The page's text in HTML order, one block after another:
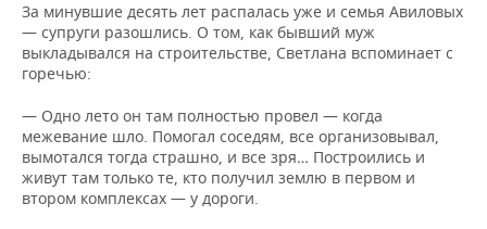
За минувшие десять лет распалась уже и семья Авиловых
— супруги разошлись. О том, как бывший муж
выкладывался на строительстве, Светлана вспоминает с
горечью:
— Одно лето он там полностью провел — когда
межевание шло. Помогал соседям, все организовывал,
вымотался тогда страшно, и все зря… Построились и
живут там только те, кто получил землю в первом и
втором комплексах — у дороги.